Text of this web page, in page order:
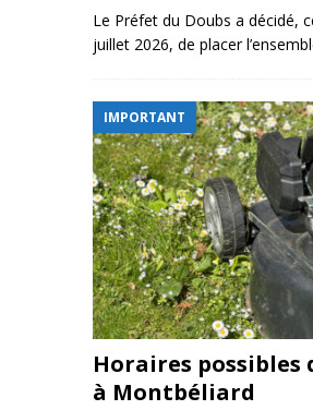
Le Préfet du Doubs a décidé,
juillet 2026, de placer
IMPORTANT
Horaires possibles
à Montbéliard